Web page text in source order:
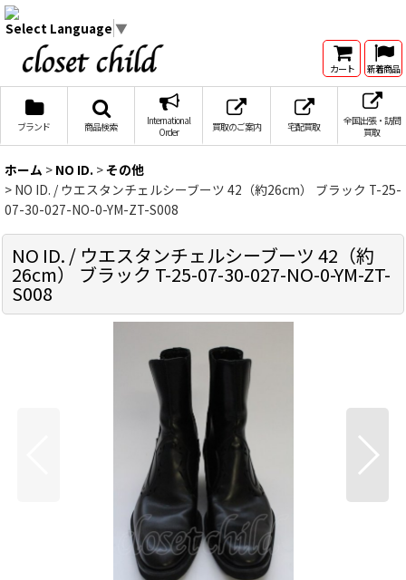
Select Language ▼
カート 新着商品
ブランド 商品検索
International
Order
買取のご案内 宅配買取
全国出張・訪問
買取
ホーム > NO ID. >その他
> NO ID. / ウエスタンチェルシーブーツ 42（約26cm） ブラック T-25-
07-30-027-NO-0-YM-ZT-S008
NO ID. / ウエスタンチェルシーブーツ 42（約
26cm） ブラック T-25-07-30-027-NO-0-YM-ZT-
S008